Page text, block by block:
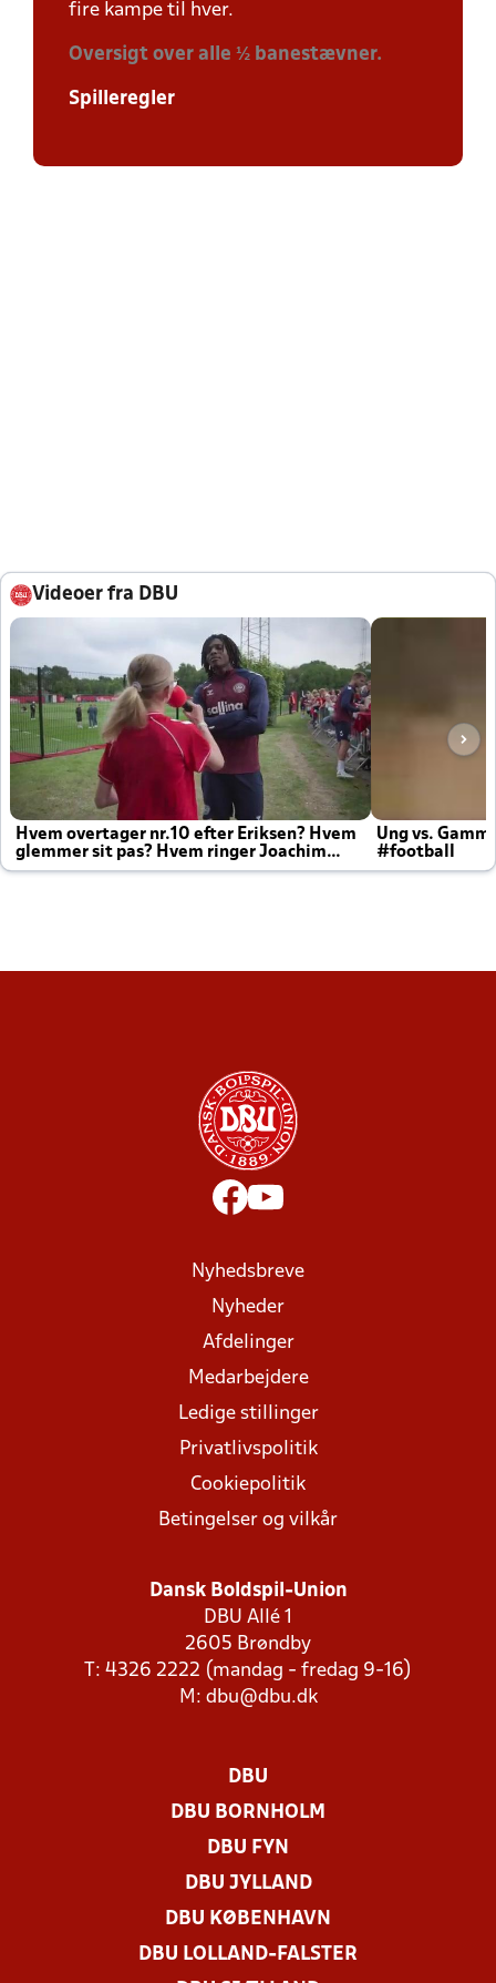
fire kampe til hver.
Oversigt over alle ½ banestævner.
Spilleregler
Videoer fra DBU
Hvem overtager nr.10 efter Eriksen? Hvem
glemmer sit pas? Hvem ringer Joachim
altid til efter kampe?
Ung vs.
#football
Nyhedsbreve
Nyheder
Afdelinger
Medarbejdere
Ledige stillinger
Privatlivspolitik
Cookiepolitik
Betingelser og vilkår
Dansk Boldspil-Union
DBU Allé 1
2605 Brøndby
T: 4326 2222 (mandag - fredag 9-16)
M: dbu@dbu.dk
DBU
DBU BORNHOLM
DBU FYN
DBU JYLLAND
DBU KØBENHAVN
DBU LOLLAND-FALSTER